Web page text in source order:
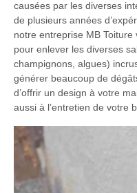
causées par les diverses
de plusieurs années
notre entreprise MB
pour enlever les diverses
champignons, algues)
générer beaucoup de
d’offrir un design à votre
aussi à l’entretien de votre